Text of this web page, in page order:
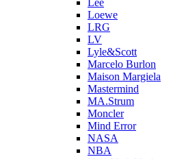
Lee
Loewe
LRG
LV
Lyle&Scott
Marcelo Burlon
Maison Margiela
Mastermind
MA.Strum
Moncler
Mind Error
NASA
NBA